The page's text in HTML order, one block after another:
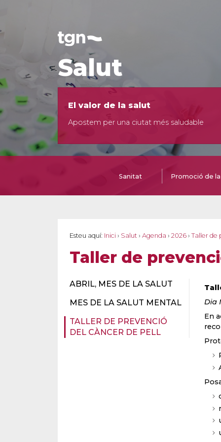
Salut
El valor de la salut
Apostem per una ciutat més saludable
Sanitat Promoció de
Esteu aquí: Inici › Salut › Agenda › 2026 › Taller de
Taller de
ABRIL, MES DE LA SALUT
MES DE LA SALUT MENTAL
TALLER DE PREVENCIÓ
DEL CÀNCER DE PELL
Dia
En